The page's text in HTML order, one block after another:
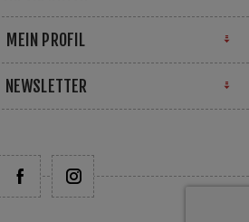
MEIN PROFIL
NEWSLETTER